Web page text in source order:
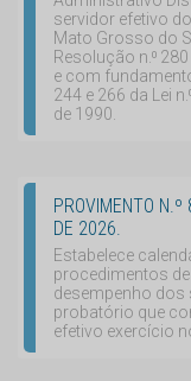
servidor efetivo
Mato Grosso do
Resolução n.⁰
e com
244 e 266 da Lei
de 1990.
PROVIMENTO N.º
DE 2026.
Estabelece
procedimentos
desempenho dos
probatório que
efetivo exercício